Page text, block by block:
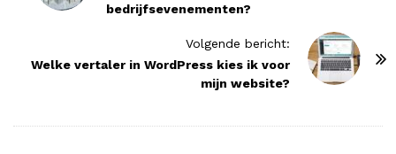
bedrijfsevenementen?
Volgende bericht:
Welke vertaler in WordPress kies ik voor
mijn website?